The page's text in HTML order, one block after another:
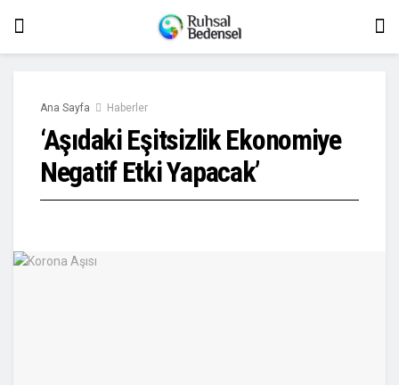
Ana Sayfa Haberler
‘Aşıdaki Eşitsizlik Ekonomiye
Negatif Etki Yapacak’